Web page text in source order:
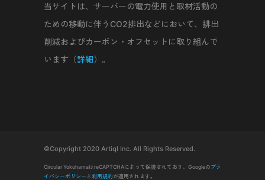
当サイトは、サーバーの電力使用と取材活動の
ための移動に伴うCO2排出などにおいて、排出
削減およびカーボン・オフセットに取り組んで
います（詳細）。
©Copyright 2020 Artiql Inc. All Rights Reserved.
Circular YokohamaはreCAPTCHAによって保護されており、Googleのプラ
イバシーポリシー と 利用規約が適用されます。